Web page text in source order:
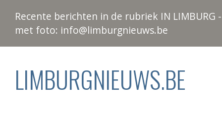
Recente berichten in de rubriek IN
met foto: info@limburgnieuws.be
LIMBURGNIEUWS.BE